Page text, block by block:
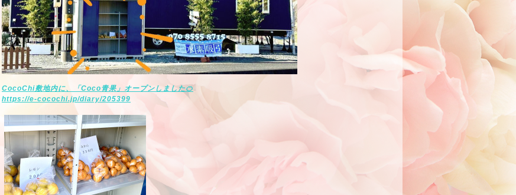
CocoChi敷地内に、「Coco青果」オープンしました🍊
https://e-cocochi.jp/diary/205399